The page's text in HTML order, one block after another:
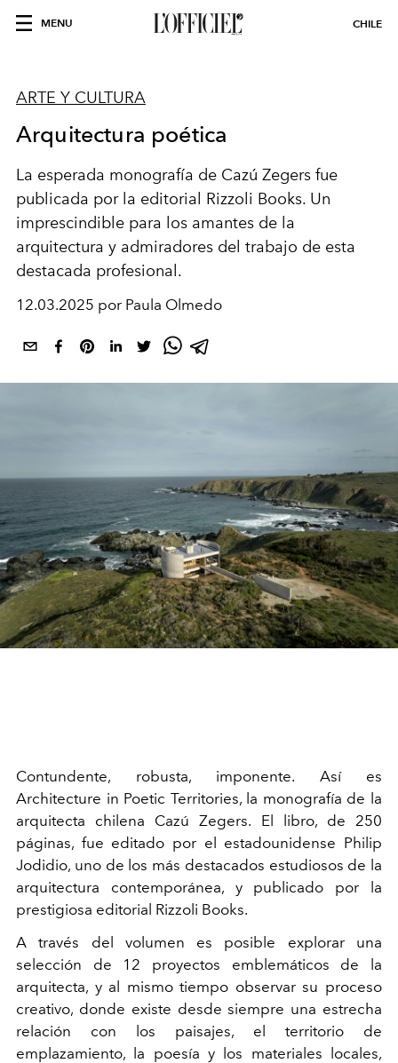
MENU CHILE
ARTE Y CULTURA
Arquitectura poética
La esperada monografía de Cazú Zegers fue
publicada por la editorial Rizzoli Books. Un
imprescindible para los amantes de la
arquitectura y admiradores del trabajo de esta
destacada profesional.
12.03.2025 por Paula Olmedo
Contundente, robusta, imponente. Así es
Architecture in Poetic Territories, la monografía de la
arquitecta chilena Cazú Zegers. El libro, de 250
páginas, fue editado por el estadounidense Philip
Jodidio, uno de los más destacados estudiosos de la
arquitectura contemporánea, y publicado por la
prestigiosa editorial Rizzoli Books.
A través del volumen es posible explorar una
selección de 12 proyectos emblemáticos de la
arquitecta, y al mismo tiempo observar su proceso
creativo, donde existe desde siempre una estrecha
relación con los paisajes, el territorio de
emplazamiento, la poesía y los materiales locales,